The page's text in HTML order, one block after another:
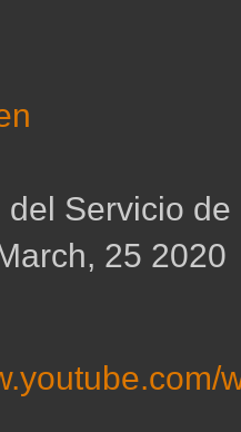
del Servicio
25 2020